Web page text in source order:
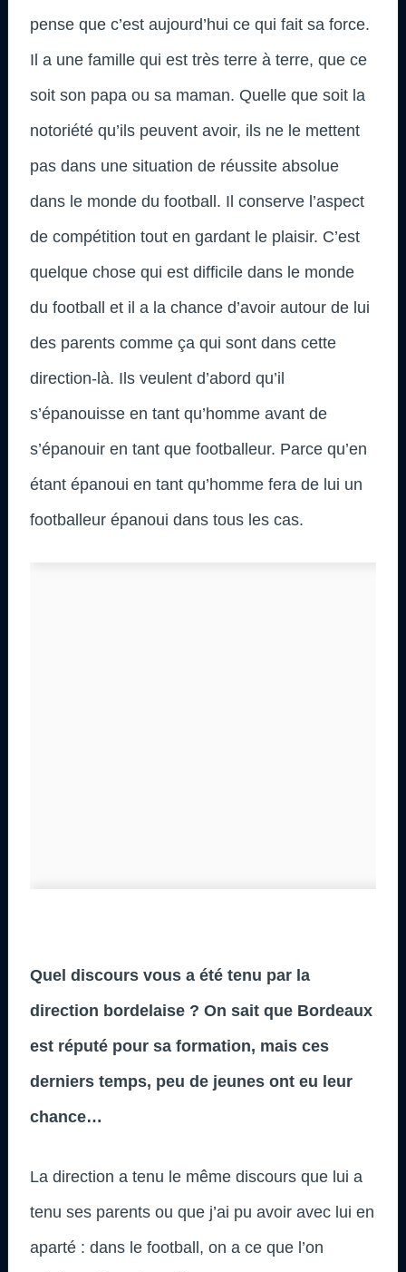
pense que c’est aujourd’hui ce qui fait sa force.
Il a une famille qui est très terre à terre, que ce
soit son papa ou sa maman. Quelle que soit la
notoriété qu’ils peuvent avoir, ils ne le mettent
pas dans une situation de réussite absolue
dans le monde du football. Il conserve l’aspect
de compétition tout en gardant le plaisir. C’est
quelque chose qui est difficile dans le monde
du football et il a la chance d’avoir autour de lui
des parents comme ça qui sont dans cette
direction-là. Ils veulent d’abord qu’il
s’épanouisse en tant qu’homme avant de
s’épanouir en tant que footballeur. Parce qu’en
étant épanoui en tant qu’homme fera de lui un
footballeur épanoui dans tous les cas.
Quel discours vous a été tenu par la
direction bordelaise ? On sait que Bordeaux
est réputé pour sa formation, mais ces
derniers temps, peu de jeunes ont eu leur
chance…
La direction a tenu le même discours que lui a
tenu ses parents ou que j’ai pu avoir avec lui en
aparté : dans le football, on a ce que l’on